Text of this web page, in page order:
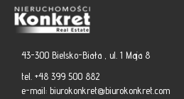
43-300 Bielsko-Biała , ul. 1 Maja 8
tel. +48 399 500 882
e-mail: biurokonkret@biurokonkret.com